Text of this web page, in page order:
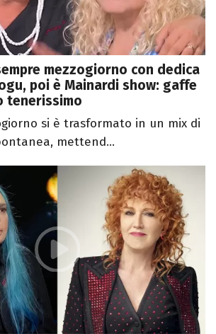
mezzogiorno con dedica
poi è Mainardi show: gaffe
tenerissimo
si è trasformato in un mix di
mettend...